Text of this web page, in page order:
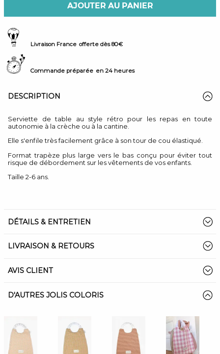
AJOUTER AU PANIER
Livraison France offerte dès 80€
Commande préparée en 24 heures
DESCRIPTION
Serviette de table au style rétro pour les repas en toute
autonomie à la crèche ou à la cantine.
Elle s'enfile très facilement grâce à son tour de cou élastiqué.
Format trapèze plus large vers le bas conçu pour éviter tout
risque de débordement sur les vêtements de vos enfants.
Taille 2-6 ans.
DÉTAILS & ENTRETIEN
LIVRAISON & RETOURS
AVIS CLIENT
D'AUTRES JOLIS COLORIS